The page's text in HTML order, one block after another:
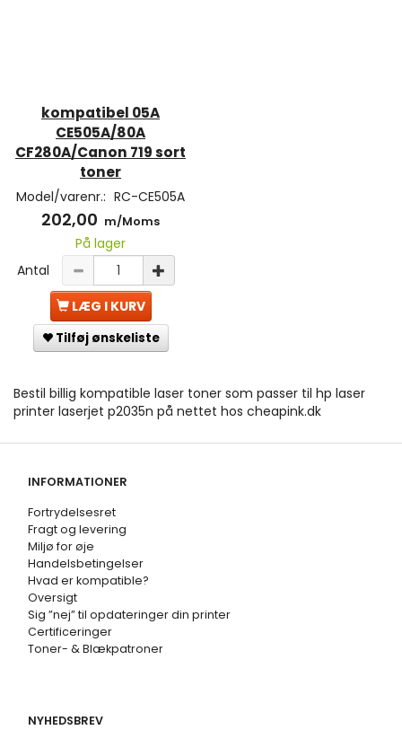
kompatibel 05A
CE505A/80A
CF280A/Canon 719 sort
toner
Model/varenr.: RC-CE505A
202,00 m/Moms
På lager
Antal
LÆG I KURV
Tilføj ønskeliste
Bestil billig kompatible laser toner som passer til hp laser
printer laserjet p2035n på nettet hos cheapink.dk
INFORMATIONER
Fortrydelsesret
Fragt og levering
Miljø for øje
Handelsbetingelser
Hvad er kompatible?
Oversigt
Sig ”nej” til opdateringer din printer
Certificeringer
Toner- & Blækpatroner
NYHEDSBREV